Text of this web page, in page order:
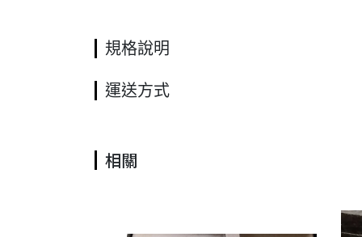
規格說明
運送方式
相關